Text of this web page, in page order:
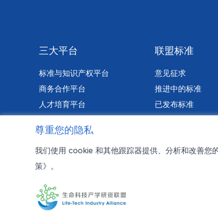
三大平台
标准与知识产权平台
商务合作平台
人才培育平台
联盟标准
意见征求
推进中的标准
已发布标准
尊重您的隐私
我们使用 cookie 和其他跟踪器提供、分析和改善您
策》 。